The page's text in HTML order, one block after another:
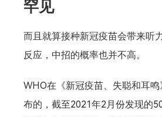
罕见
而且就算接种新冠疫苗会带来听
反应，中招的概率也并不高。
WHO在《新冠疫苗、失聪和耳鸣
布的，截至2021年2月份发现的